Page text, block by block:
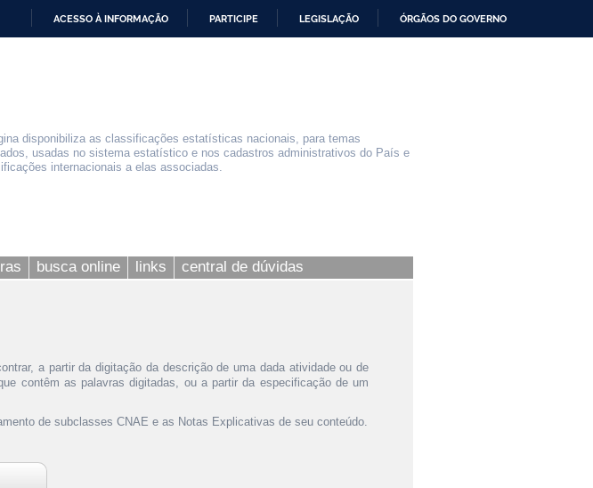
ACESSO À INFORMAÇÃO PARTICIPE LEGISLAÇÃO ÓRGÃOS DO GOVERNO
disponibiliza as classificações estatísticas nacionais, para temas
usadas no sistema estatístico e nos cadastros administrativos do País e
internacionais a elas associadas.
busca online links central de dúvidas
a partir da digitação da descrição de uma dada atividade ou de
contêm as palavras digitadas, ou a partir da especificação de um
de subclasses CNAE e as Notas Explicativas de seu conteúdo.